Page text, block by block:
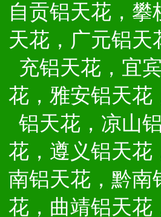
自贡铝天花，
天花，广元铝天
充铝天花，宜
花，雅安铝天花
铝天花，凉山
花，遵义铝天花
南铝天花，黔南
花，曲靖铝天花